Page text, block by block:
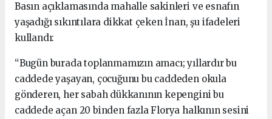
Basın açıklamasında mahalle sakinleri ve esnafın
yaşadığı sıkıntılara dikkat çeken İnan, şu ifadeleri
kullandı:
“Bugün burada toplanmamızın amacı; yıllardır bu
caddede yaşayan, çocuğunu bu caddeden okula
gönderen, her sabah dükkanının kepengini bu
caddede açan 20 binden fazla Florya halkının sesini